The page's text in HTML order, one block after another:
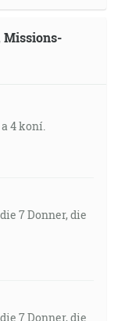
Missions-
4 koní.
7 Donner, die
7 Donner, die